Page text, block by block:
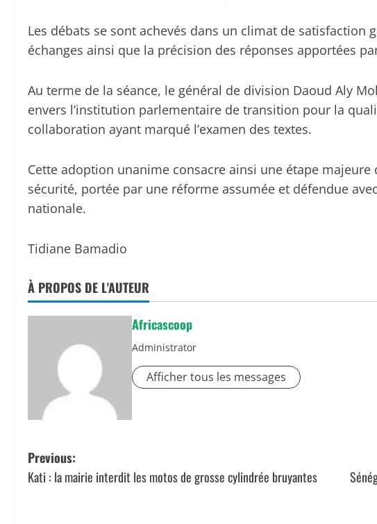
Les débats se sont achevés dans un climat de satisfaction
échanges ainsi que la précision des réponses apportées
Au terme de la séance, le général de division Daoud Aly
envers l’institution parlementaire de transition pour la
collaboration ayant marqué l’examen des textes.
Cette adoption unanime consacre ainsi une étape
sécurité, portée par une réforme assumée et défendue
nationale.
Tidiane Bamadio
À PROPOS DE L'AUTEUR
Africascoop
Administrator
Afficher tous les messages
P
o
Previous:
Kati : la mairie interdit les motos de grosse cylindrée bruyantes